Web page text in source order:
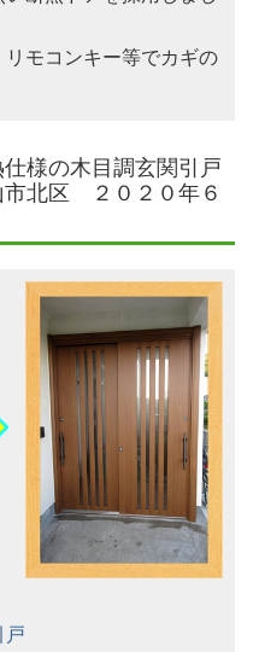
モコンキー等でカギの
仕様の木目調玄関引戸
０２０年６
戸